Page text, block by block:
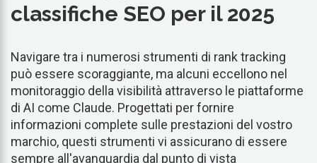
classifiche SEO per il 2025
Navigare tra i numerosi strumenti di rank tracking
può essere scoraggiante, ma alcuni eccellono nel
monitoraggio della visibilità attraverso le piattaforme
di AI come Claude. Progettati per fornire
informazioni complete sulle prestazioni del vostro
marchio, questi strumenti vi assicurano di essere
sempre all'avanguardia dal punto di vista